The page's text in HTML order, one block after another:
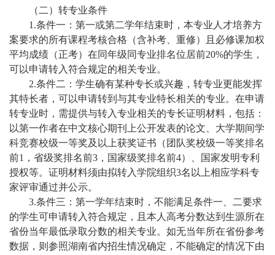
（二）转专业条件
1.条件一：第一或第二学年结束时，本专业人才培养方
案要求的所有课程考核合格（含补考、重修）且必修课加权
平均成绩（正考）在同年级同专业排名位居前20%的学生，
可以申请转入符合规定的相关专业。
2.条件二：学生确有某种专长或兴趣，转专业更能发挥
其特长者，可以申请转到与其专业特长相关的专业。在申请
转专业时，需提供与转入专业相关的专长证明材料，包括：
以第一作者在中文核心期刊上公开发表的论文、大学期间学
科竞赛校级一等奖及以上获奖证书（团队奖校级一等奖排名
前1 ，省级奖排名前3 ，国家级奖排名前4）、国家发明专利
授权等。证明材料须由拟转入学院组织3名以上相应学科专
家评审通过并公示。
3.条件三：第一学年结束时，不能满足条件一、二要求
的学生可申请转入符合规定，且本人高考分数达到生源所在
省份当年最低录取分数的相关专业。如无当年所在省份参考
数据，则参照湖南省内招生情况确定，不能确定的情况下由